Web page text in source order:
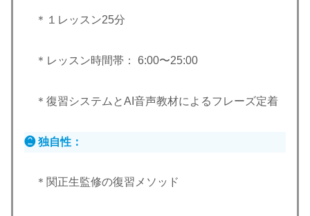
＊１レッスン25分
＊レッスン時間帯： 6:00〜25:00
＊復習システムとAI音声教材によるフレーズ定着
❷ 独自性：
＊関正生監修の復習メソッド